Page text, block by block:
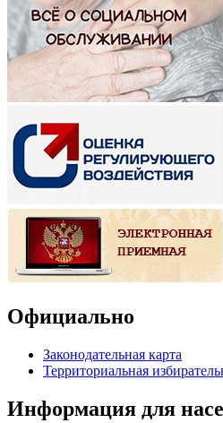
Официально
Законодательная карта
Территориальная
Информация для